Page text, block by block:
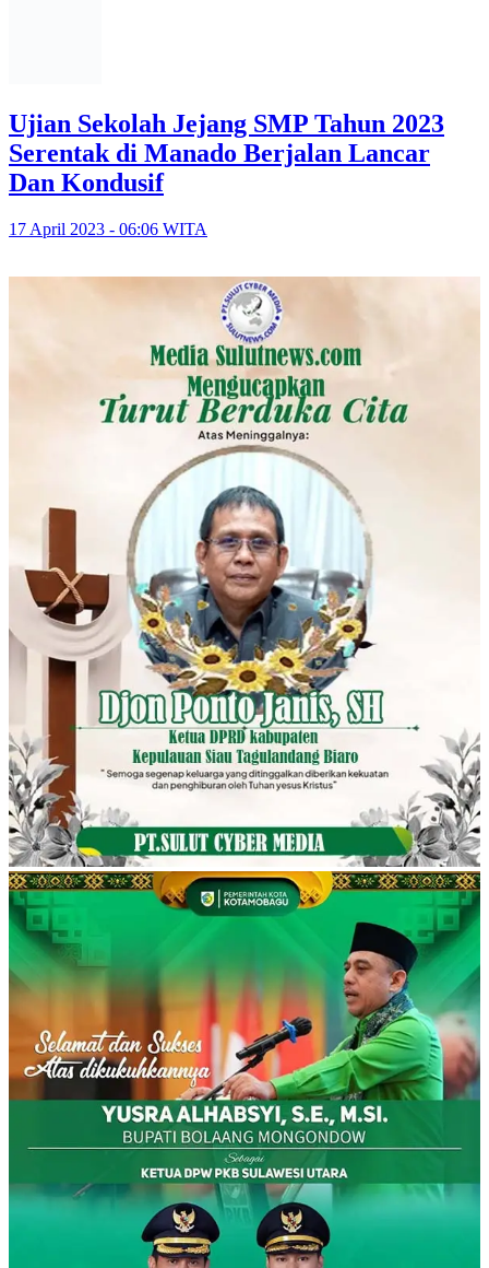
Ujian Sekolah Jejang SMP Tahun 2023
Serentak di Manado Berjalan Lancar
Dan Kondusif
17 April 2023 - 06:06 WITA